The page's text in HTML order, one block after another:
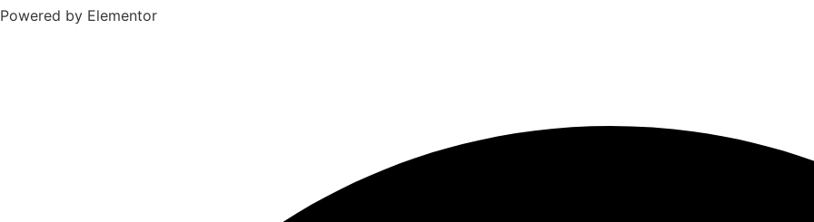
Powered by Elementor